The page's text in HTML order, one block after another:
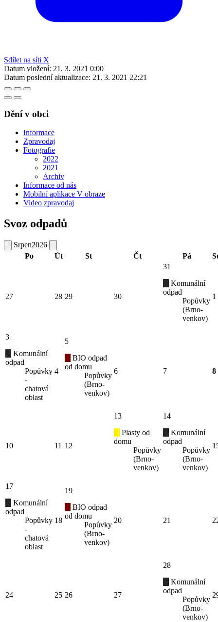
Sdílet na síti X
Datum vložení: 21. 3. 2021 0:00
Datum poslední aktualizace: 21. 3. 2021 22:21
Dění v obci
Informace
Zpravodaj
Fotografie
2022
2021
Archiv
Informace od nás
Mobilní aplikace V obraze
Video zpravodaj
Svoz odpadů
Srpen2026
Po
Út St Čt Pá
27 28 29 30
31
Komunální
odpad
Popůvky
(Brno-
venkov)
1
3
Komunální
odpad
Popůvky
-
chatová
oblast
4
5
BIO odpad
od domu
Popůvky
(Brno-
venkov)
6 7 8
10 11 12
13
Plasty od
domu
Popůvky
(Brno-
venkov)
14
Komunální
odpad
Popůvky
(Brno-
venkov)
17
Komunální
odpad
Popůvky
-
chatová
oblast
18
19
BIO odpad
od domu
Popůvky
(Brno-
venkov)
20 21
24 25 26 27
28
Komunální
odpad
Popůvky
(Brno-
venkov)